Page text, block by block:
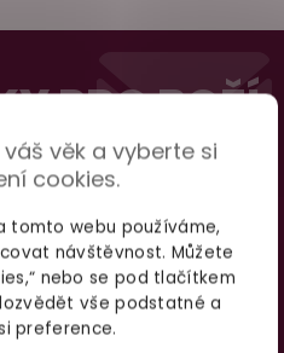
věk a vyberte si
cookies.
tomto webu používáme,
návštěvnost. Můžete
nebo se pod tlačítkem
vše podstatné a
preference.
balení
co jste si objednali. Mrkněte,
dne
Vše důležité máme
PRO BOŽÍ
spodmínkami ochrany
údajů
Odebírat